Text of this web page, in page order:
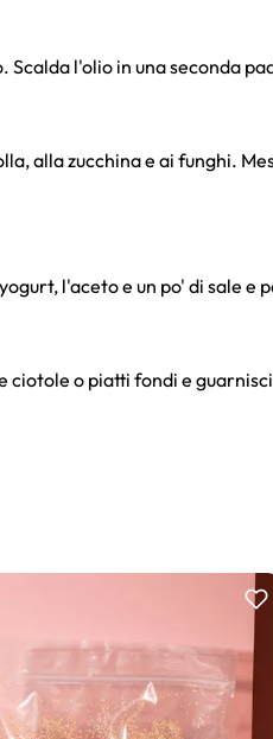
l'olio in una seconda
alla zucchina e ai funghi.
l'aceto e un po' di sale e
o piatti fondi e